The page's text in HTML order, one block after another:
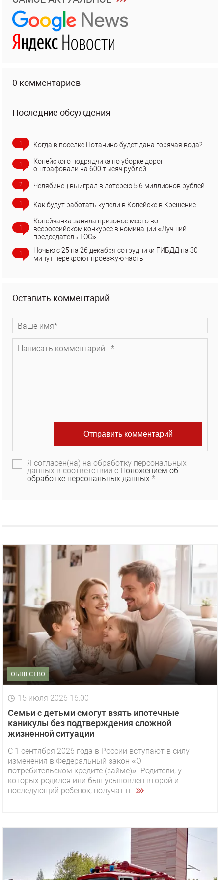
0 комментариев
Последние обсуждения
1 Когда в поселке Потанино будет дана горячая вода?
1
Копейского подрядчика по уборке дорог
оштрафовали на 600 тысяч рублей
2 Челябинец выиграл в лотерею 5,6 миллионов рублей
1 Как будут работать купели в Копейске в Крещение
1
Копейчанка заняла призовое место во
всероссийском конкурсе в номинации «Лучший
председатель ТОС»
1
Ночью с 25 на 26 декабря сотрудники ГИБДД на 30
минут перекроют проезжую часть
Оставить комментарий
Я согласен(на) на обработку персональных
данных в соответствии с Положением об
обработке персональных данных.*
ОБЩЕСТВО
15 июля 2026 16:00
Семьи с детьми смогут взять ипотечные
каникулы без подтверждения сложной
жизненной ситуации
С 1 сентября 2026 года в России вступают в силу
изменения в Федеральный закон «О
потребительском кредите (займе)». Родители, у
которых родился или был усыновлен второй и
последующий ребенок, получат п...